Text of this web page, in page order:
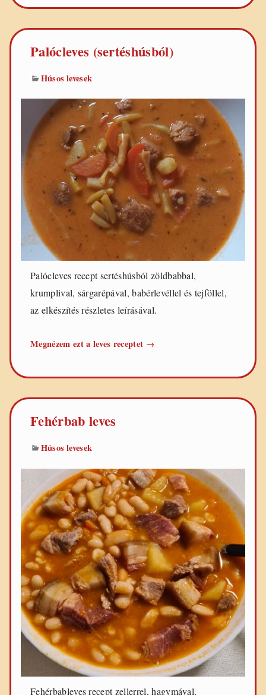
Palócleves (sertéshúsból)
Húsos levesek
Palócleves recept sertéshúsból zöldbabbal,
krumplival, sárgarépával, babérlevéllel és tejföllel,
az elkészítés részletes leírásával.
Megnézem ezt a leves receptet Palócleves
→
Fehérbab leves
Húsos levesek
Fehérbableves recept zellerrel, hagymával,